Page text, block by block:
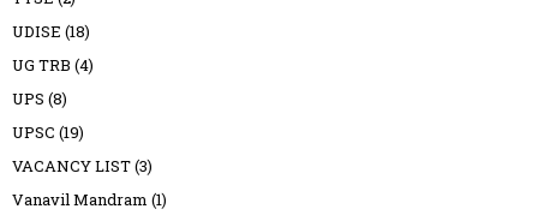
UDISE (18)
UG TRB (4)
UPS (8)
UPSC (19)
VACANCY LIST(3)
Vanavil Mandram (1)